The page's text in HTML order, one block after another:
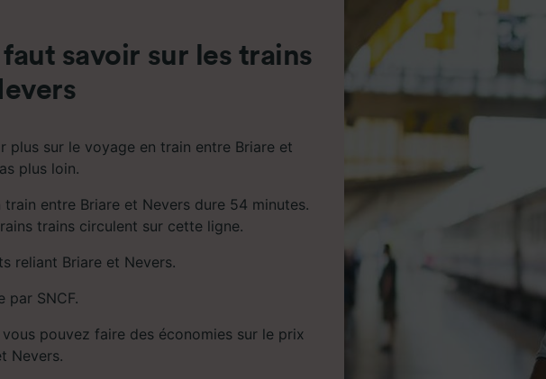
savoir sur les trains
plus sur le voyage en train entre Briare et
plus loin.
entre Briare et Nevers dure 54 minutes.
trains circulent sur cette ligne.
reliant Briare et Nevers.
par SNCF.
pouvez faire des économies sur le prix
Nevers.
Liste de nos partenaires (fournisseurs)